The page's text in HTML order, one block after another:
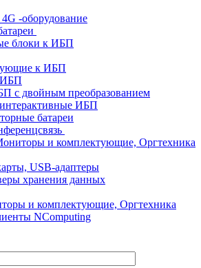
-оборудование
блоки к ИБП
к ИБП
ИБП
с двойным преобразованием
ИБП
батареи
и комплектующие, Оргтехника
USB-адаптеры
хранения данных
и комплектующие, Оргтехника
NComputing